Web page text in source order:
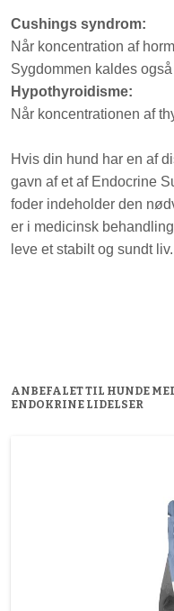
Cushings syndrom:
Når koncentration af
Sygdommen kaldes
Hypothyroidisme:
Når koncentrationen af
Hvis din hund har en af
gavn af et af Endocrine
foder indeholder den
er i medicinsk
leve et stabilt og sundt liv.
ANBEFALET TIL HUNDE
ENDOKRINE LIDELSER